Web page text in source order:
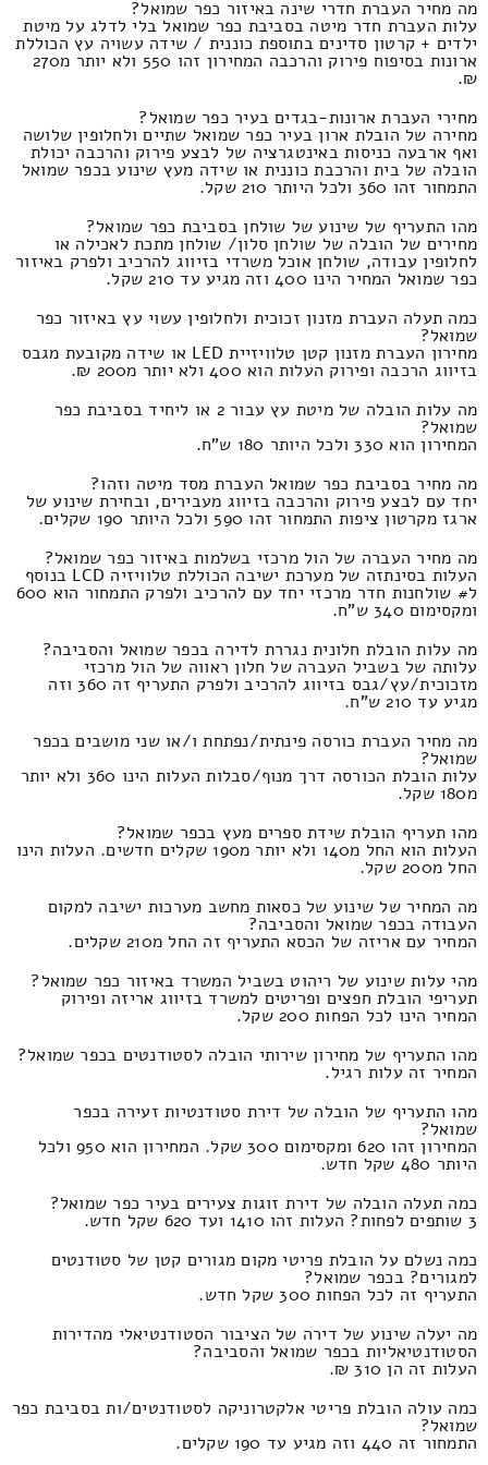
מה מחיר העברת חדרי שינה באיזור כפר שמואל?
עלות העברת חדר מיטה בסביבת כפר שמואל בלי לדלג על מיטת
ילדים + קרטון סדינים בתוספת כוננית / שידה עשויה עץ הכוללת
ארונות בסיפוח פירוק והרכבה המחירון זהו 550 ולא יותר מ270
₪.
מחירי העברת ארונות-בגדים בעיר כפר שמואל?
מחירה של הובלת ארון בעיר כפר שמואל שתיים ולחלופין שלושה
ואף ארבעה כניסות באינטגרציה של לבצע פירוק והרכבה יכולת
הובלה של בית והרכבת כוננית או שידה מעץ שינוע בכפר שמואל
התמחור זהו 360 ולכל היותר 210 שקל.
מהו התעריף של שינוע של שולחן בסביבת כפר שמואל?
מחירים של הובלה של שולחן סלון/ שולחן מתכת לאכילה או
לחלופין עבודה, שולחן אוכל משרדי בזיווג להרכיב ולפרק באיזור
כפר שמואל המחיר הינו 400 וזה מגיע עד 210 שקל.
כמה תעלה העברת מזנון זכוכית ולחלופין עשוי עץ באיזור כפר
שמואל?
מחירון העברת מזנון קטן טלוויזיית LED או שידה מקובעת מגבס
בזיווג הרכבה ופירוק העלות הוא 400 ולא יותר מ200 ₪.
מה עלות הובלה של מיטת עץ עבור 2 או ליחיד בסביבת כפר
שמואל?
המחירון הוא 330 ולכל היותר 180 ש"ח.
מה מחיר בסביבת כפר שמואל העברת מסד מיטה וזהו?
יחד עם לבצע פירוק והרכבה בזיווג מעבירים, ובחירת שינוע של
ארגז מקרטון ציפות התמחור זהו 590 ולכל היותר 190 שקלים.
מה מחיר העברה של הול מרכזי בשלמות באיזור כפר שמואל?
העלות בסינתזה של מערכת ישיבה הכוללת טלוויזיה LCD בנוסף
ל# שולחנות חדר מרכזי יחד עם להרכיב ולפרק התמחור הוא 600
ומקסימום 340 ש"ח.
מה עלות הובלת חלונית נגררת לדירה בכפר שמואל והסביבה?
עלותה של בשביל העברה של חלון ראווה של הול מרכזי
מזכוכית/עץ/גבס בזיווג להרכיב ולפרק התעריף זה 360 וזה
מגיע עד 210 ש"ח.
מה מחיר העברת כורסה פינתית/נפתחת ו/או שני מושבים בכפר
שמואל?
עלות הובלת הכורסה דרך מנוף/סבלות העלות הינו 360 ולא יותר
מ180 שקל.
מהו תעריף הובלת שידת ספרים מעץ בכפר שמואל?
העלות הוא החל מ140 ולא יותר מ190 שקלים חדשים. העלות הינו
החל מ200 שקל.
מה המחיר של שינוע של כסאות מחשב מערכות ישיבה למקום
העבודה בכפר שמואל והסביבה?
המחיר עם אריזה של הכסא התעריף זה החל מ210 שקלים.
מהי עלות שינוע של ריהוט בשביל המשרד באיזור כפר שמואל?
תעריפי הובלת חפצים ופריטים למשרד בזיווג אריזה ופירוק
המחיר הינו לכל הפחות 200 שקל.
מהו התעריף של מחירון שירותי הובלה לסטודנטים בכפר שמואל?
המחיר זה עלות רגיל.
מהו התעריף של הובלה של דירת סטודנטיות זעירה בכפר
שמואל?
המחירון זהו 620 ומקסימום 300 שקל. המחירון הוא 950 ולכל
היותר 480 שקל חדש.
כמה תעלה הובלה של דירת זוגות צעירים בעיר כפר שמואל?
3 שותפים לפחות? העלות זהו 1410 ועד 620 שקל חדש.
כמה נשלם על הובלת פריטי מקום מגורים קטן של סטודנטים
למגורים? בכפר שמואל?
התעריף זה לכל הפחות 300 שקל חדש.
מה יעלה שינוע של דירה של הציבור הסטודנטיאלי מהדירות
הסטודנטיאליות בכפר שמואל והסביבה?
העלות זה הן 310 ₪.
כמה עולה הובלת פריטי אלקטרוניקה לסטודנטים/ות בסביבת כפר
שמואל?
התמחור זה 440 וזה מגיע עד 190 שקלים.